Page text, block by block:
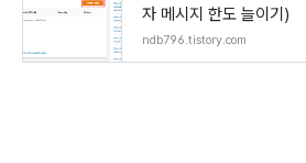
자 메시지 한도 늘이기)
ndb796.tistory.com